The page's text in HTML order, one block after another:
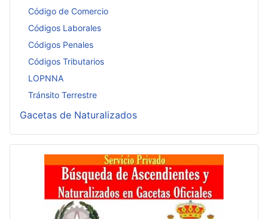
Código de Comercio
Códigos Laborales
Códigos Penales
Códigos Tributarios
LOPNNA
Tránsito Terrestre
Gacetas de Naturalizados